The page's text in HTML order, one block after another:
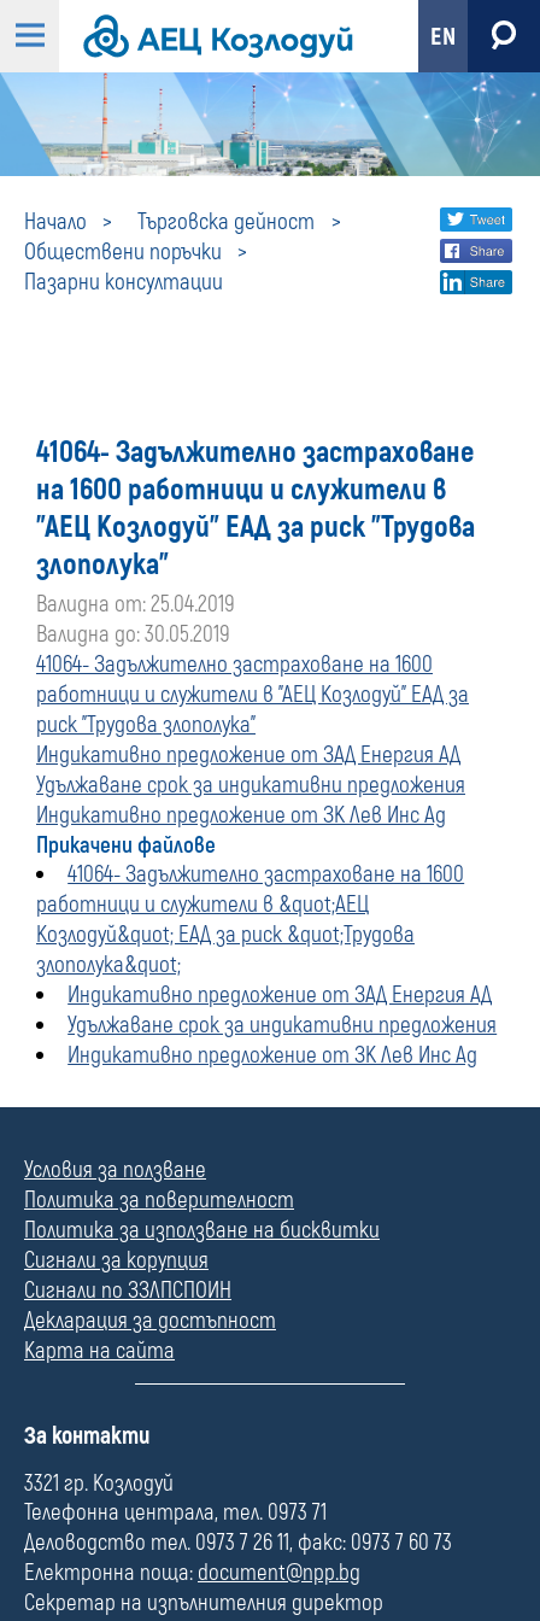
EN
Начало
Търговска дейност
Обществени поръчки
Пазарни консултации
Пазарни
консултации
Share
social
41064- Задължително застраховане
на 1600 работници и служители в
"АЕЦ Козлодуй" ЕАД за риск "Трудова
злополука"
Валидна от: 25.04.2019
Валидна до: 30.05.2019
41064- Задължително застраховане на 1600
работници и служители в "АЕЦ Козлодуй" ЕАД за
риск "Трудова злополука"
Индикативно предложение от ЗАД Енергия АД
Удължаване срок за индикативни предложения
Индикативно предложение от ЗК Лев Инс Ад
Прикачени файлове
41064- Задължително застраховане на 1600
работници и служители в &quot;АЕЦ
Козлодуй&quot; ЕАД за риск &quot;Трудова
злополука&quot;
Индикативно предложение от ЗАД Енергия АД
Удължаване срок за индикативни предложения
Индикативно предложение от ЗК Лев Инс Ад
Условия за ползване
Политика за поверителност
Политика за използване на бисквитки
Сигнали за корупция
Сигнали по ЗЗЛПСПОИН
Декларация за достъпност
Карта на сайта
П
л
е
За контакти
3321 гр. Козлодуй
Телефонна централа, тел. 0973 71
Деловодство тел. 0973 7 26 11, факс: 0973 7 60 73
Електронна поща: document@npp.bg
Секретар на изпълнителния директор